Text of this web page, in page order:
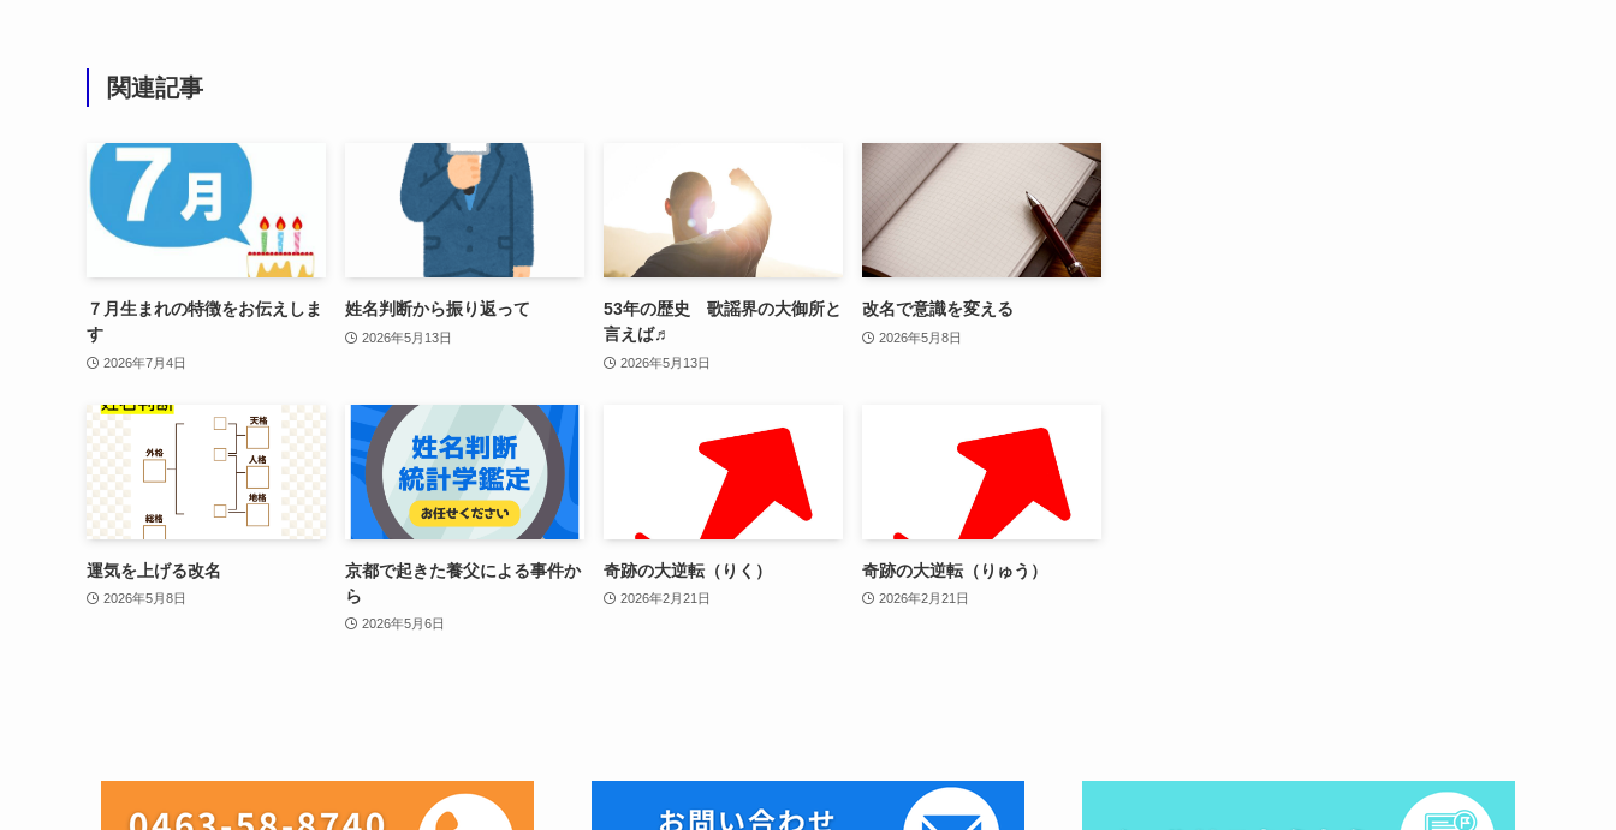
関連記事
７月生まれの特徴をお伝えしま
す
2026年7月4日
姓名判断から振り返って
2026年5月13日
53年の歴史 歌謡界の大御所と
言えば♬
2026年5月13日
改名で意識を変える
2026年5月8日
運気を上げる改名
2026年5月8日
京都で起きた養父による事件か
ら
2026年5月6日
奇跡の大逆転（りく）
2026年2月21日
奇跡の大逆転（りゅう）
2026年2月21日